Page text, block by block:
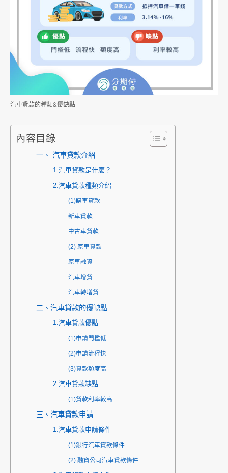
汽車貸款的種類&優缺點
內容目錄
一、 汽車貸款介紹
1.汽車貸款是什麼？
2.汽車貸款種類介紹
(1)購車貸款
新車貸款
中古車貸款
(2) 原車貸款
原車融資
汽車增貸
汽車轉增貸
二、汽車貸款的優缺點
1.汽車貸款優點
(1)申請門檻低
(2)申請流程快
(3)貸款額度高
2.汽車貸款缺點
(1)貸款利率較高
三、汽車貸款申請
1.汽車貸款申請條件
(1)銀行汽車貸款條件
(2) 融資公司汽車貸款條件